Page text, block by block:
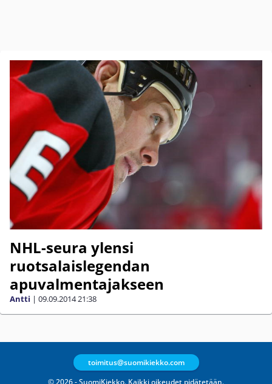
NHL-seura ylensi
ruotsalaislegendan
apuvalmentajakseen
Antti | 09.09.201421:38
© 2026 - SuomiKiekko. Kaikki oikeudet pidätetään.
toimitus@suomikiekko.com